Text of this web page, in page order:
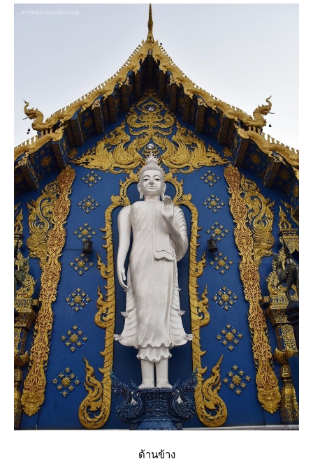
ด้านข้าง